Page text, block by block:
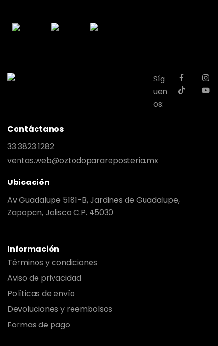
Síg
uen
os:
Contáctanos
33 3823 1282
ventas.web@oztodoparareposteria.mx
Ubicación
Av Guadalupe 5181-B, Jardines de Guadalupe,
Zapopan, Jalisco C.P. 45030
Información
Términos y condiciones
Aviso de privacidad
Políticas de envío
Devoluciones y reembolsos
Formas de pago